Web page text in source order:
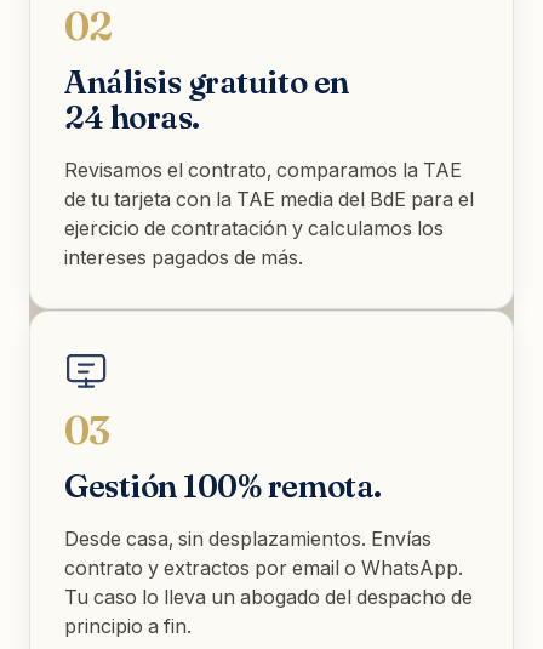
02
Análisis gratuito en
24 horas.
Revisamos el contrato, comparamos la TAE
de tu tarjeta con la TAE media del BdE para el
ejercicio de contratación y calculamos los
intereses pagados de más.
03
Gestión 100% remota.
Desde casa, sin desplazamientos. Envías
contrato y extractos por email o WhatsApp.
Tu caso lo lleva un abogado del despacho de
principio a fin.